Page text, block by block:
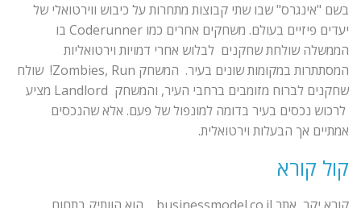
בשם "אינגרס" שבו שתי קבוצות מתחרות על כיבוש ווירטואלי של
יעדים פיזיים בעולם. משחקים אחרים כמו Coderunner בו
הממשלה שולחת שחקנים לבלוש אחרי דמויות וירטואליות
המסתתרות במקומות שונים בעיר. המשחק Zombies, Run! שולח
שחקנים לברוח מזומבים ברחבי העיר, והמשחק Landlord מציע
לרכוש נכסים בעיר בדומה למונפול של פעם. אלא שהנכסים
אמתיים אך הבעלות וירטואלית.
קול קורא